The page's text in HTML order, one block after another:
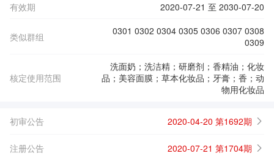
有效期
2020-07-21 至 2030-07-20
类似群组
0301 0302 0304 0305 0306 0307 0308
0309
核定使用范围
洗面奶；洗洁精；研磨剂；香精油；化妆
品；美容面膜；草本化妆品；牙膏；香；动
物用化妆品
初审公告 2020-04-20 第1692期
注册公告 2020-07-21 第1704期